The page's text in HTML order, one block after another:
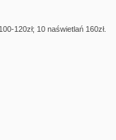
120zł; 10 naświetlań 160zł.